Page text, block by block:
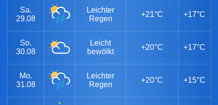
Sa.
29.08
Leichter
Regen
+21°C +17°C
So.
30.08
Leicht
bewölkt
+20°C +17°C
Mo.
31.08
Leichter
Regen
+20°C +15°C